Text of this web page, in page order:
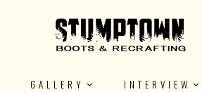
GALLERY INTERVIEW